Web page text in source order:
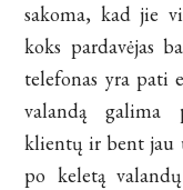
sakoma, kad jie
koks pardavėjas
telefonas yra pati
valandą galima
klientų ir bent jau
po keletą